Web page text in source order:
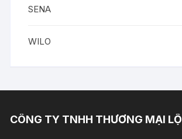
SENA
WILO
CÔNG TY TNHH THƯƠNG MẠI